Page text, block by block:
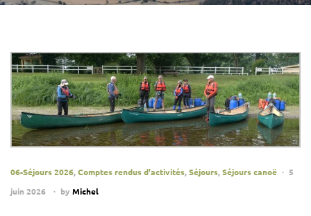
06-Séjours 2026,Comptes rendus d'activités,Séjours,Séjours canoë
5
juin 2026
by Michel